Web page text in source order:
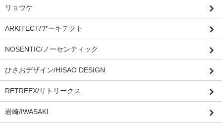
リョウケ
ARKITECT/アーキテクト
NOSENTIC/ノーセンティック
ひさおデザイン/HISAO DESIGN
RETREEX/リトリークス
岩崎/IWASAKI